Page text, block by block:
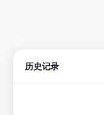
历史记录